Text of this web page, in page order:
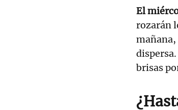
El
rozarán
mañana,
brisas